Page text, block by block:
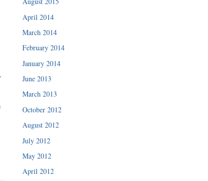
April 2014
March 2014
February 2014
January 2014
June 2013
March 2013
October 2012
August 2012
July 2012
May 2012
April 2012